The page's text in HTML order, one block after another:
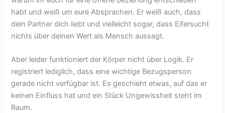
habt und weiß um eure Absprachen. Er weiß auch, dass
dein Partner dich liebt und vielleicht sogar, dass Eifersucht
nichts über deinen Wert als Mensch aussagt.
Aber leider funktioniert der Körper nicht über Logik. Er
registriert lediglich, dass eine wichtige Bezugsperson
gerade nicht verfügbar ist. Es geschieht etwas, auf das er
keinen Einfluss hat und ein Stück Ungewissheit steht im
Raum.